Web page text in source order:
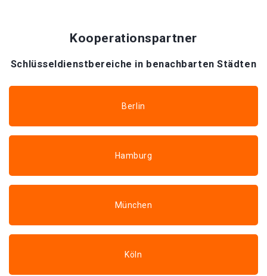
Kooperationspartner
Schlüsseldienstbereiche in benachbarten Städten
Berlin
Hamburg
München
Köln